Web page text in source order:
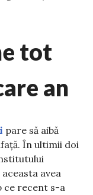
tot
an
pare să aibă
În ultimii doi
avea
ce recent s-a